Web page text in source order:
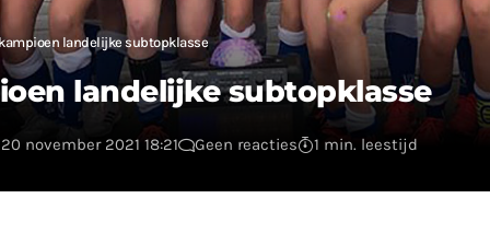
landelijke subtopklasse
landelijke subtopklasse
november 2021 18:21 Geen reacties 1 min. leestijd